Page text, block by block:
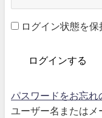
ログイン状態を保
パスワードをお忘れ
ユーザー名またはメ